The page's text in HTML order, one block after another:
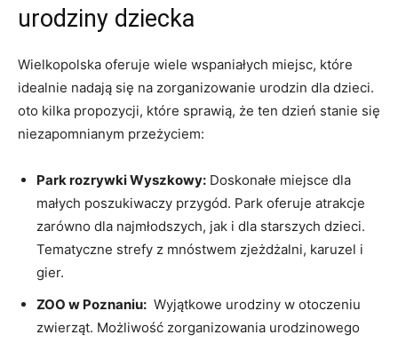
urodziny dziecka
Wielkopolska oferuje wiele wspaniałych miejsc, które
idealnie nadają się ⁢na ‍zorganizowanie​ urodzin dla dzieci.⁤
oto kilka propozycji, ‌które sprawią, że ten dzień stanie‌ się
niezapomnianym przeżyciem:
Park rozrywki Wyszkowy: Doskonałe miejsce dla
małych⁢ poszukiwaczy przygód. Park oferuje atrakcje
zarówno dla najmłodszych, jak i dla starszych dzieci.
⁢Tematyczne ⁤strefy⁣ z⁣ mnóstwem zjeżdżalni,​ karuzel i
gier.
ZOO w‌ Poznaniu: ⁢ Wyjątkowe urodziny‍ w otoczeniu
zwierząt. Możliwość zorganizowania urodzinowego